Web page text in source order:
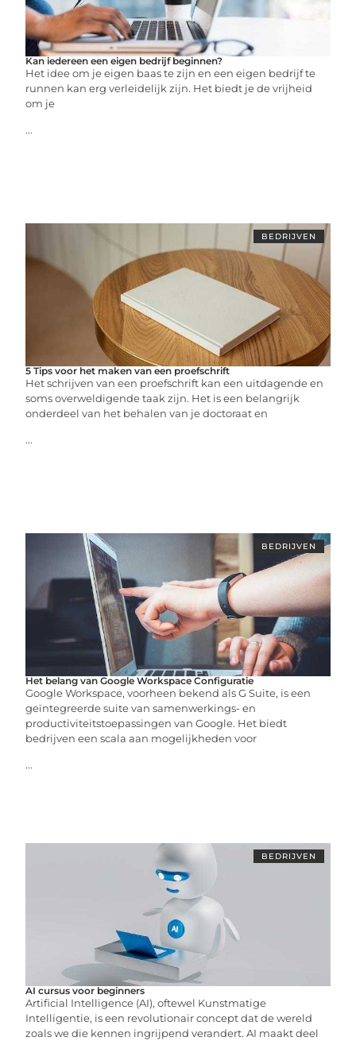
Kan iedereen een eigen bedrijf beginnen?
Het idee om je eigen baas te zijn en een eigen bedrijf te
runnen kan erg verleidelijk zijn. Het biedt je de vrijheid
om je
...
BEDRIJVEN
5 Tips voor het maken van een proefschrift
Het schrijven van een proefschrift kan een uitdagende en
soms overweldigende taak zijn. Het is een belangrijk
onderdeel van het behalen van je doctoraat en
...
BEDRIJVEN
Het belang van Google Workspace Configuratie
Google Workspace, voorheen bekend als G Suite, is een
geïntegreerde suite van samenwerkings- en
productiviteitstoepassingen van Google. Het biedt
bedrijven een scala aan mogelijkheden voor
...
BEDRIJVEN
AI cursus voor beginners
Artificial Intelligence (AI), oftewel Kunstmatige
Intelligentie, is een revolutionair concept dat de wereld
zoals we die kennen ingrijpend verandert. AI maakt deel